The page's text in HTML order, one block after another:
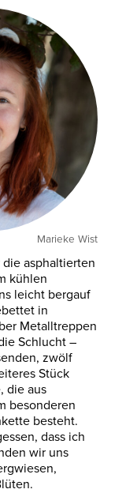
Marieke Wist
asphaltierten
kühlen
leicht bergauf
in
Metalltreppen
Schlucht –
zwölf
Stück
die aus
besonderen
besteht.
dass ich
wir uns